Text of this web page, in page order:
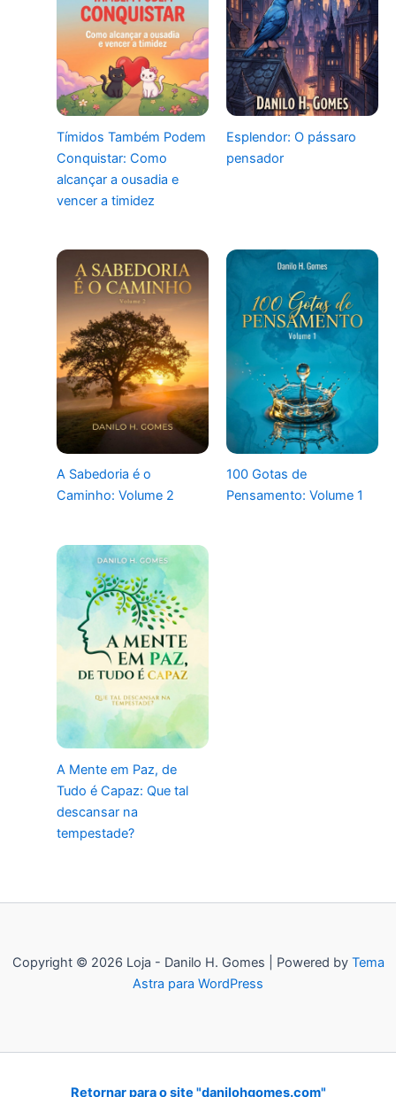
Tímidos Também Podem
Conquistar: Como
alcançar a ousadia e
vencer a timidez
Esplendor: O pássaro
pensador
A Sabedoria é o
Caminho: Volume 2
100 Gotas de
Pensamento: Volume 1
A Mente em Paz, de
Tudo é Capaz: Que tal
descansar na
tempestade?
Copyright © 2026 Loja - Danilo H. Gomes | Powered by Tema
Astra para WordPress
Retornar para o site "danilohgomes.com"